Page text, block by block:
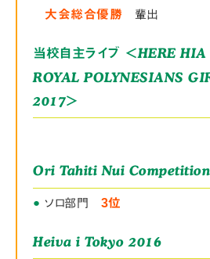
大会総合優勝 輩出
当校自主ライブ ＜HERE
ROYAL POLYNESIANS
2017＞
Ori Tahiti Nui Competition
● ソロ部門 3位
Heiva i Tokyo 2016